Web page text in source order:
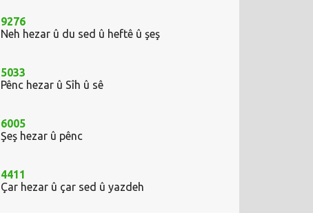
9276
Neh hezar û du sed û heftê û şeş
5033
Pênc hezar û Sîh û sê
6005
Şeş hezar û pênc
4411
Çar hezar û çar sed û yazdeh